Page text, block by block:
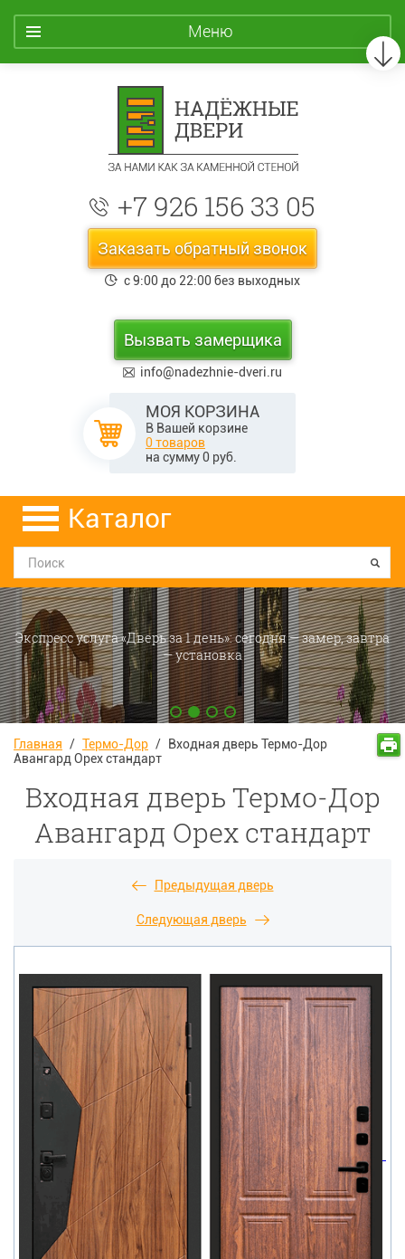
Меню
+7 926 156 33 05
Заказать обратный звонок
с 9:00 до 22:00 без выходных
Вызвать замерщика
info@nadezhnie-dveri.ru
МОЯ КОРЗИНА
В Вашей корзине
0 товаров
на сумму0 руб.
Каталог
Экспресс услуга «Дверь за 1 день»: сегодня — замер, завтра
— установка
Главная / Термо-Дор /
Входная дверь Термо-Дор
Авангард Орех стандарт
Входная дверь Термо-Дор
Авангард Орех стандарт
Предыдущая дверь
Следующая дверь